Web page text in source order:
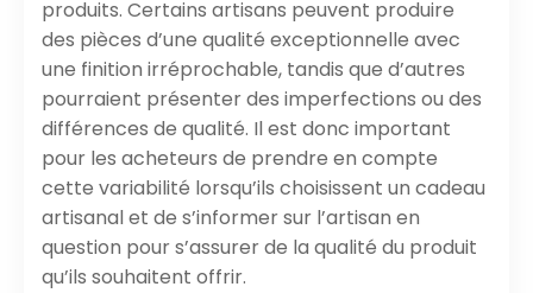
produits. Certains artisans peuvent produire
des pièces d’une qualité exceptionnelle avec
une finition irréprochable, tandis que d’autres
pourraient présenter des imperfections ou des
différences de qualité. Il est donc important
pour les acheteurs de prendre en compte
cette variabilité lorsqu’ils choisissent un cadeau
artisanal et de s’informer sur l’artisan en
question pour s’assurer de la qualité du produit
qu’ils souhaitent offrir.